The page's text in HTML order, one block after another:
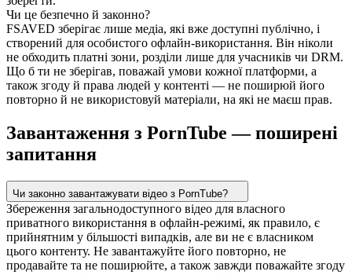
Чи це безпечно й законно?
FSAVED зберігає лише медіа, які вже доступні публічно, і
створений для особистого офлайн-використання. Він ніколи
не обходить платні зони, розділи лише для учасників чи DRM.
Що б ти не зберігав, поважай умови кожної платформи, а
також згоду й права людей у контенті — не поширюй його
повторно й не використовуй матеріали, на які не маєш прав.
Завантаження з PornTube — поширені
запитання
Чи законно завантажувати відео з PornTube?
Збереження загальнодоступного відео для власного
приватного використання в офлайн-режимі, як правило, є
прийнятним у більшості випадків, але ви не є власником
цього контенту. Не завантажуйте його повторно, не
продавайте та не поширюйте, а також завжди поважайте згоду